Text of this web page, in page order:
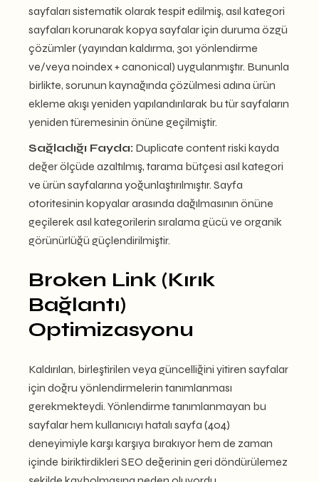
sayfaları sistematik olarak tespit edilmiş, asıl kategori
sayfaları korunarak kopya sayfalar için duruma özgü
çözümler (yayından kaldırma, 301 yönlendirme
ve/veya noindex + canonical) uygulanmıştır. Bununla
birlikte, sorunun kaynağında çözülmesi adına ürün
ekleme akışı yeniden yapılandırılarak bu tür sayfaların
yeniden türemesinin önüne geçilmiştir.
Sağladığı Fayda: Duplicate content riski kayda
değer ölçüde azaltılmış, tarama bütçesi asıl kategori
ve ürün sayfalarına yoğunlaştırılmıştır. Sayfa
otoritesinin kopyalar arasında dağılmasının önüne
geçilerek asıl kategorilerin sıralama gücü ve organik
görünürlüğü güçlendirilmiştir.
Broken Link (Kırık
Bağlantı)
Optimizasyonu
Kaldırılan, birleştirilen veya güncelliğini yitiren sayfalar
için doğru yönlendirmelerin tanımlanması
gerekmekteydi. Yönlendirme tanımlanmayan bu
sayfalar hem kullanıcıyı hatalı sayfa (404)
deneyimiyle karşı karşıya bırakıyor hem de zaman
içinde biriktirdikleri SEO değerinin geri döndürülemez